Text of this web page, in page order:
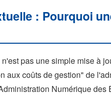
: Pourquoi
pas une simple mise à
aux coûts de gestion" de
Numérique des